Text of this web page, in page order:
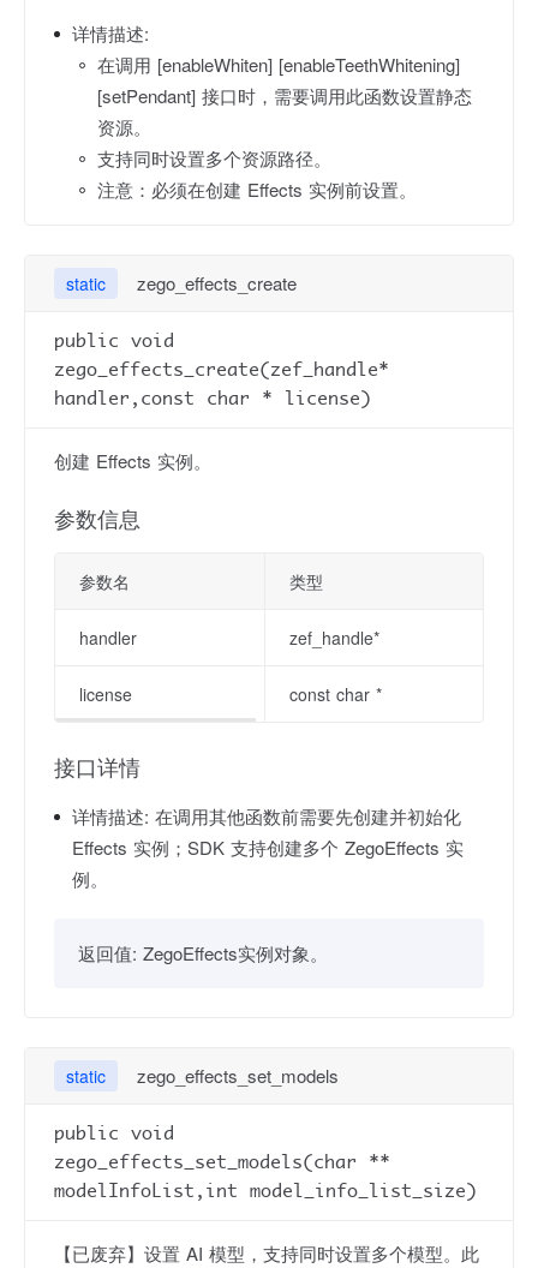
详情描述:
在调用 [enableWhiten] [enableTeethWhitening]
[setPendant] 接口时，需要调用此函数设置静态
资源。
支持同时设置多个资源路径。
注意：必须在创建 Effects 实例前设置。
static zego_effects_create
public void
zego_effects_create(zef_handle*
handler,const char * license)
创建 Effects 实例。
参数信息
参数名 类型
handler zef_handle*
license const char *
接口详情
详情描述: 在调用其他函数前需要先创建并初始化
Effects 实例；SDK 支持创建多个 ZegoEffects 实
例。
返回值: ZegoEffects实例对象。
static zego_effects_set_models
public void
zego_effects_set_models(char **
modelInfoList,int model_info_list_size)
【已废弃】设置 AI 模型，支持同时设置多个模型。此